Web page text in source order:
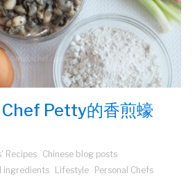
Petty的香煎蠔
Recipes Chinese blog posts
ingredients Lifestyle Personal Chefs